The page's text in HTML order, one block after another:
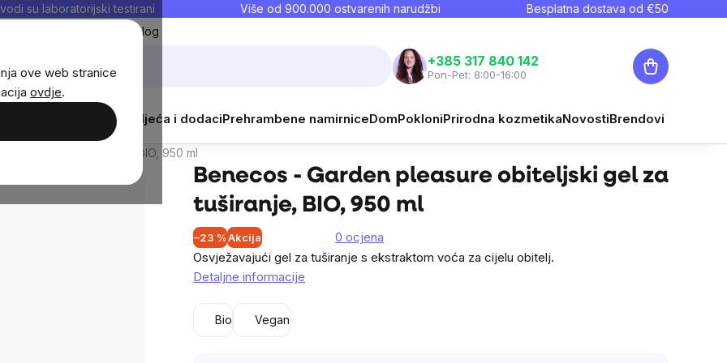
ove web stranice
ovdje.
su laboratorijski testirani Više od 900.000 ostvarenih narudžbi Besplatna dostava od €50
Blog
+385 317 840 142
Pon-Pet: 8:00-16:00
Košarica
Sportska odjeća i dodaciPrehrambene namirniceDomPokloniPrirodna kozmetikaNovostiBrendovi
gel za tuširanje, BIO, 950 ml
Benecos - Garden pleasure obiteljski gel za
tuširanje, BIO, 950 ml
–23 %Akcija 0 ocjena
Osvježavajući gel za tuširanje s ekstraktom voća za cijelu obitelj.
Detaljne informacije
Bio Vegan
BIO, 950 ml
Slični proizvodi
Prati